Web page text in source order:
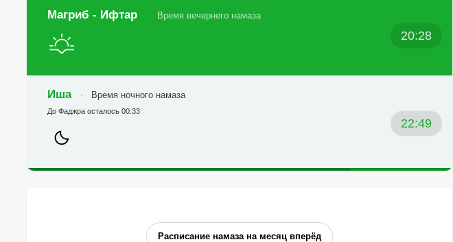
Магриб - Ифтар Время вечернего намаза
20:28
Иша Время ночного намаза
22:49
До Фаджра осталось 00:33
Расписание намаза на месяц вперёд